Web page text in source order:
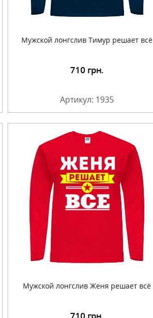
Мужской лонгслив Тимур решает всё
710 грн.
Артикул: 1935
Подробнее
Мужской лонгслив Женя решает всё
710 грн.